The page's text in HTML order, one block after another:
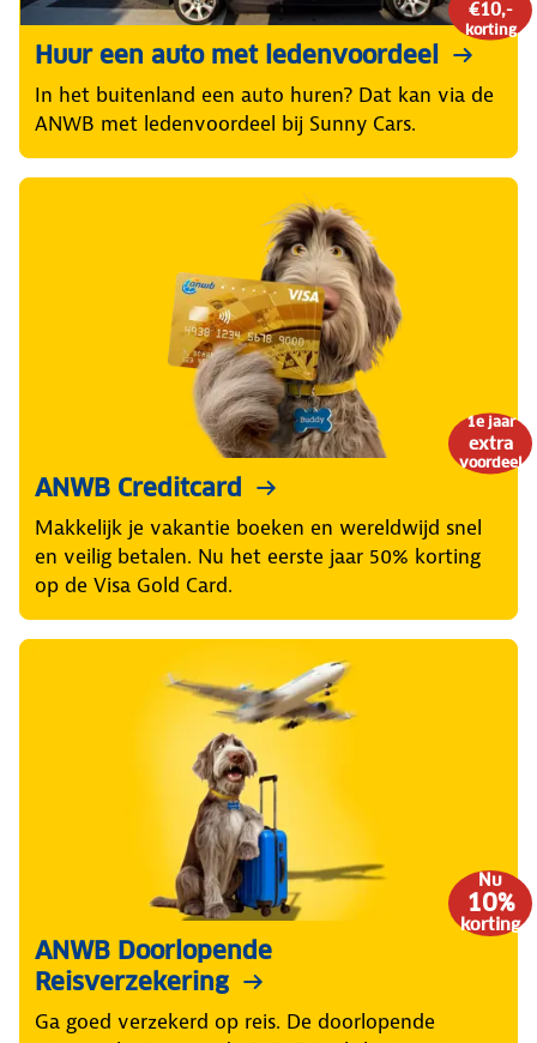
€10,-
korting
Huur een auto met ledenvoordeel
In het buitenland een auto huren? Dat kan via de
ANWB met ledenvoordeel bij Sunny Cars.
1e jaar
extra
voordeel
ANWB Creditcard
Makkelijk je vakantie boeken en wereldwijd snel
en veilig betalen. Nu het eerste jaar 50% korting
op de Visa Gold Card.
Nu
10%
korting
ANWB Doorlopende
Reisverzekering
Ga goed verzekerd op reis. De doorlopende